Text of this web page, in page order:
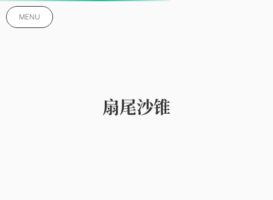
MENU
扇尾沙锥